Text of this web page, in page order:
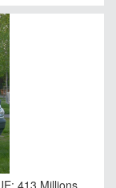
413 Millions